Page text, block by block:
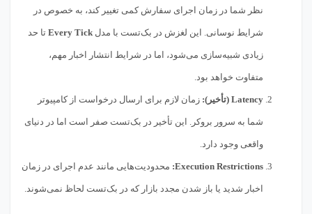
نظر شما در زمان اجرای سفارش کمی تغییر کند، به خصوص در
شرایط نوسانی. این لغزش در بک‌تست با مدل Every Tick تا حد
زیادی شبیه‌سازی می‌شود، اما در شرایط انتشار اخبار مهم،
متفاوت خواهد بود.
Latency (تأخیر): زمان لازم برای ارسال درخواست از کامپیوتر
شما به سرور بروکر. این تأخیر در بک‌تست صفر است اما در دنیای
واقعی وجود دارد.
Execution Restrictions: محدودیت‌هایی مانند عدم اجرای در زمان
اخبار شدید یا باز شدن مجدد بازار که در بک‌تست لحاظ نمی‌شوند.